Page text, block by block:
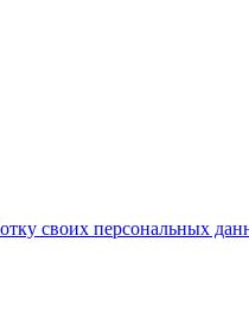
своих персональных